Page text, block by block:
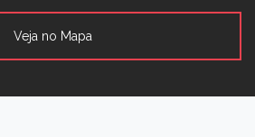
Veja no Mapa